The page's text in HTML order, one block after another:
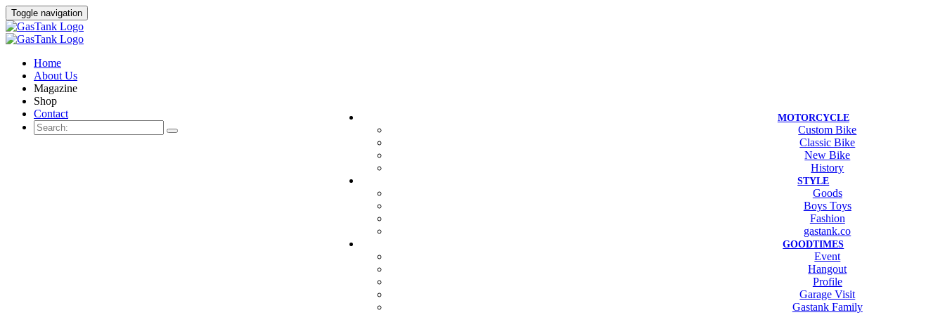
Toggle navigation
Home
About Us
Magazine
Shop
Contact
MOTORCYCLE
Custom Bike
Classic Bike
New Bike
History
STYLE
Goods
Boys Toys
Fashion
gastank.co
GOODTIMES
Event
Hangout
Profile
Garage Visit
Gastank Family